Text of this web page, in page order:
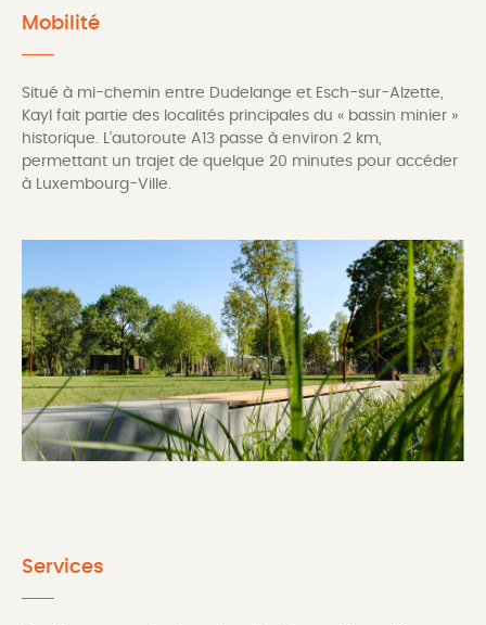
Mobilité
Situé à mi-chemin entre Dudelange et Esch-sur-Alzette,
Kayl fait partie des localités principales du « bassin minier »
historique. L’autoroute A13 passe à environ 2 km,
permettant un trajet de quelque 20 minutes pour accéder
à Luxembourg-Ville.
Services